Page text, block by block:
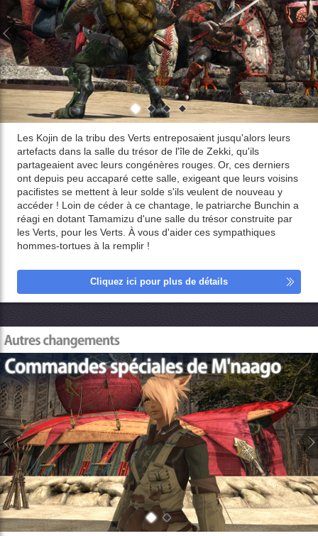
Les Kojin de la tribu des Verts entreposaient jusqu'alors leurs
artefacts dans la salle du trésor de l'île de Zekki, qu'ils
partageaient avec leurs congénères rouges. Or, ces derniers
ont depuis peu accaparé cette salle, exigeant que leurs voisins
pacifistes se mettent à leur solde s'ils veulent de nouveau y
accéder ! Loin de céder à ce chantage, le patriarche Bunchin a
réagi en dotant Tamamizu d'une salle du trésor construite par
les Verts, pour les Verts. À vous d'aider ces sympathiques
hommes-tortues à la remplir !
Cliquez ici pour plus de détails